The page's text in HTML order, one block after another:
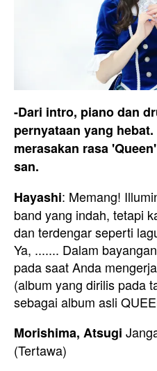
-Dari intro, piano dan
pernyataan yang
merasakan rasa
san.
Hayashi: Memang!
band yang indah, tetapi
dan terdengar seperti
Ya, ....... Dalam
pada saat Anda
(album yang dirilis pada
sebagai album asli
Morishima, Atsugi
(Tertawa)